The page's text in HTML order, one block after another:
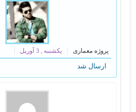
پروژه معماری یکشنبه , 3 آوریل
ارسال شد